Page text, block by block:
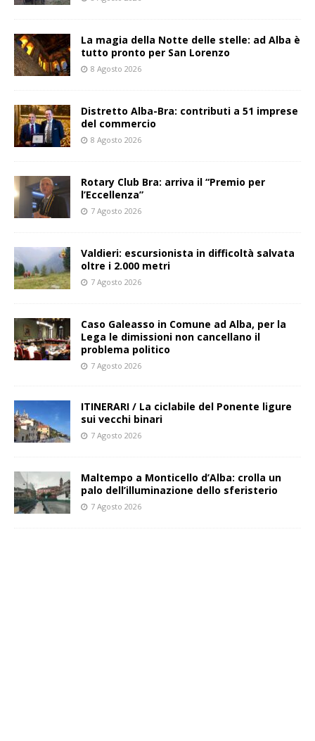
La magia della Notte delle stelle: ad Alba è
tutto pronto per San Lorenzo
8 Agosto 2026
Distretto Alba-Bra: contributi a 51 imprese
del commercio
8 Agosto 2026
Rotary Club Bra: arriva il “Premio per
l’Eccellenza”
7 Agosto 2026
Valdieri: escursionista in difficoltà salvata
oltre i 2.000 metri
7 Agosto 2026
Caso Galeasso in Comune ad Alba, per la
Lega le dimissioni non cancellano il
problema politico
7 Agosto 2026
ITINERARI / La ciclabile del Ponente ligure
sui vecchi binari
7 Agosto 2026
Maltempo a Monticello d’Alba: crolla un
palo dell’illuminazione dello sferisterio
7 Agosto 2026